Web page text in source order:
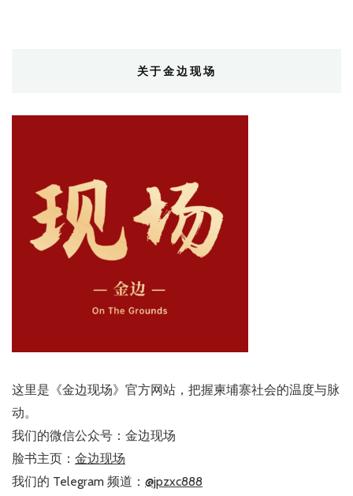
关于金边现场
这里是《金边现场》官方网站，把握柬埔寨社会的温度与脉
动。
我们的微信公众号：金边现场
脸书主页： 金边现场
我们的 Telegram 频道： @jpzxc888